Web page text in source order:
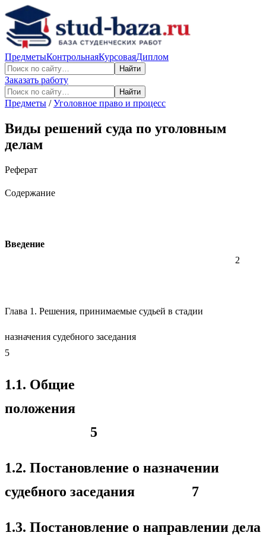
ПредметыКонтрольнаяКурсоваяДиплом
Найти
Заказать работу
Найти
Предметы /Уголовное право и процесс
Виды решений суда по уголовным
делам
Реферат
Содержание
Введение
2
Глава 1. Решения, принимаемые судьей в стадии
назначения судебного заседания
5
1.1. Общие
положения
5
1.2. Постановление о назначении
судебного заседания 7
1.3. Постановление о направлении дела